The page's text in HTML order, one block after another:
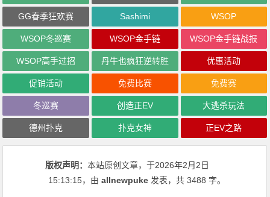
GG春季狂欢赛 Sashimi WSOP
WSOP冬巡赛 WSOP金手链 WSOP金手链战报
WSOP高手过招 丹牛也疯狂逆转胜 优惠活动
促销活动 免费比赛 免费赛
冬巡赛 创造正EV 大逃杀玩法
德州扑克 扑克女神 正EV之路
版权声明：本站原创文章，于2026年2月2日
15:13:15，由allnewpuke 发表，共 3488 字。